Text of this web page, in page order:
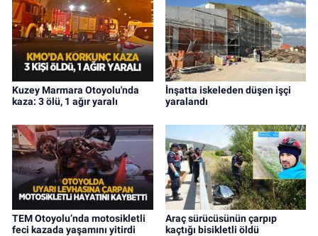
Kuzey Marmara Otoyolu'nda
kaza: 3 ölü, 1 ağır yaralı
İnşatta iskeleden düşen işçi
yaralandı
TEM Otoyolu’nda motosikletli
feci kazada yaşamını yitirdi
Araç sürücüsünün çarpıp
kaçtığı bisikletli öldü